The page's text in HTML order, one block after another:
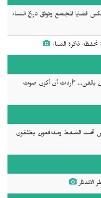
المجتمع وتوثق تاريخ النساء
تحفظه ذاكرة النساء
بالفن... "أردت أن أكون صوت
تحت الضغط ومدافعون يطلقون